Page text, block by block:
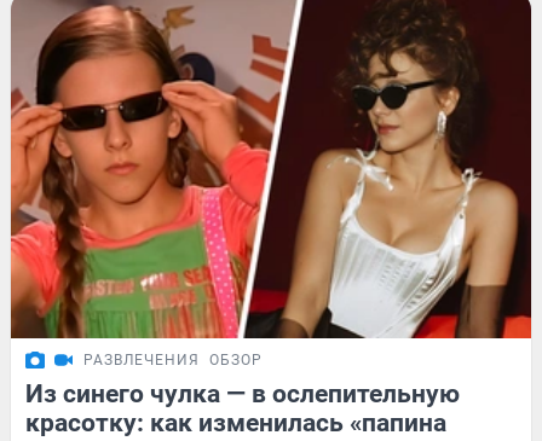
РАЗВЛЕЧЕНИЯ ОБЗОР
Из синего чулка — в ослепительную
красотку: как изменилась «папина